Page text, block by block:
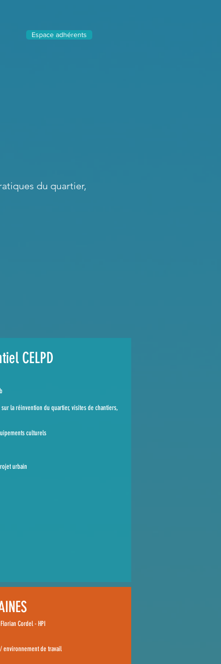
Espace adhérents
du quartier,
CELPD
la réinvention du quartier, visites de chantiers,
culturels
urbain
Cordel - HPI
environnement de travail